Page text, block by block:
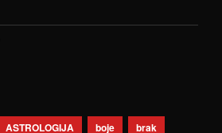
ASTROLOGIJA boje
brak